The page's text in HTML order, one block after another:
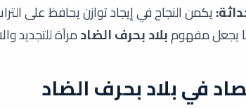
يكمن النجاح في إيجاد توازن يحافظ على
يجعل مفهومبلاد بحرف الضادمرآة للتجديد
في بلاد بحرف الضاد